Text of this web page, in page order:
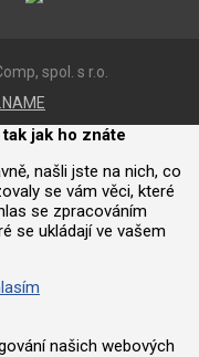
spol. s r.o.
jak ho znáte
našli jste na nich, co
se vám věci, které
se zpracováním
se ukládají ve vašem
našich webových